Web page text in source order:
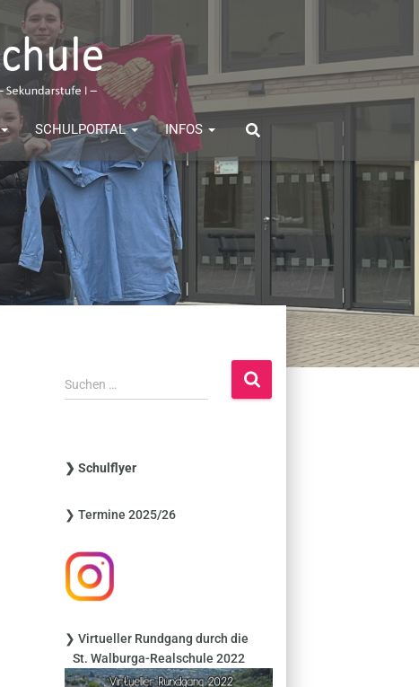
SCHULPORTAL INFOS
S
u
n
a
h
:
Suchen …
❯ Schulflyer
❯ Termine 2025/26
❯ Virtueller Rundgang durch die
St. Walburga-Realschule 2022